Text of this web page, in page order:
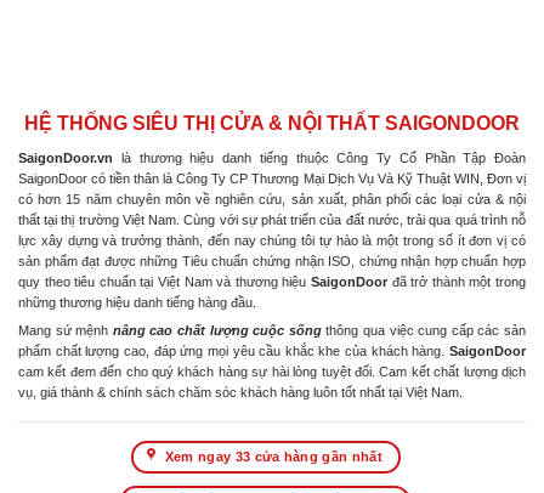
HỆ THỐNG SIÊU THỊ CỬA & NỘI THẤT SAIGONDOOR
SaigonDoor.vn là thương hiệu danh tiếng thuộc Công Ty Cổ Phần Tập Đoàn
SaigonDoor có tiền thân là Công Ty CP Thương Mại Dịch Vụ Và Kỹ Thuật WIN, Đơn vị
có hơn 15 năm chuyên môn về nghiên cứu, sản xuất, phân phối các loại cửa & nội
thất tại thị trường Việt Nam. Cùng với sự phát triển của đất nước, trải qua quá trình nỗ
lực xây dựng và trưởng thành, đến nay chúng tôi tự hào là một trong số ít đơn vị có
sản phẩm đạt được những Tiêu chuẩn chứng nhận ISO, chứng nhận hợp chuẩn hợp
quy theo tiêu chuẩn tại Việt Nam và thương hiệu SaigonDoor đã trở thành một trong
những thương hiệu danh tiếng hàng đầu.
Mang sứ mệnh nâng cao chất lượng cuộc sốngthông qua việc cung cấp các sản
phẩm chất lượng cao, đáp ứng mọi yêu cầu khắc khe của khách hàng. SaigonDoor
cam kết đem đến cho quý khách hàng sự hài lòng tuyệt đối. Cam kết chất lượng dịch
vụ, giá thành & chính sách chăm sóc khách hàng luôn tốt nhất tại Việt Nam.
Xem ngay 33 cửa hàng gần nhất